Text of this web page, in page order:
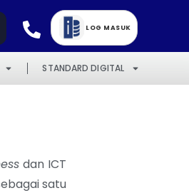
LOG MASUK
STANDARD DIGITAL
dan ICT
satu